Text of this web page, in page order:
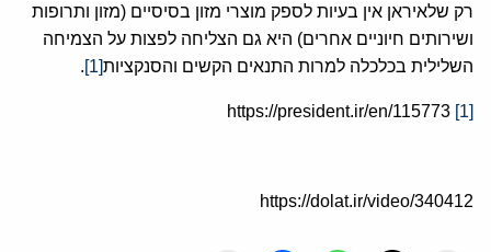
רק שלאיראן אין בעיות לספק מוצרי מזון בסיסיים (מזון ותרופות
ושירותים חיוניים אחרים) היא גם הצליחה לפצות על הצמיחה
השלילית בכלכלה למרות התנאים הקשים והסנקציות[1]
.
[1]
https://dolat.ir/video/340412